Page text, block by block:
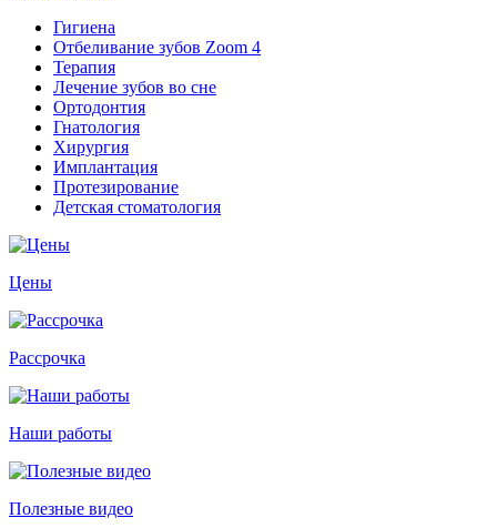
Гигиена
Отбеливание зубов Zoom 4
Терапия
Лечение зубов во сне
Ортодонтия
Гнатология
Хирургия
Имплантация
Протезирование
Детская стоматология
Цены
Рассрочка
Наши работы
Полезные видео